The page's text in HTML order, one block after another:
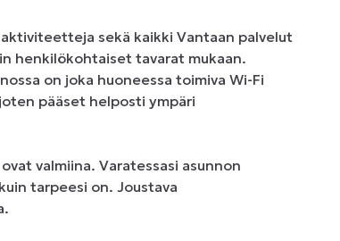
sekä kaikki Vantaan palvelut
henkilökohtaiset tavarat mukaan.
on joka huoneessa toimiva Wi-Fi
pääset helposti ympäri
valmiina. Varatessasi asunnon
tarpeesi on. Joustava